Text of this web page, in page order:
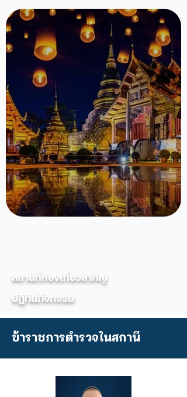
สถานที่ท่องเที่ยวสำคัญ
ปฎิทินกิจกรรม
ข้าราชการตำรวจในสถานี